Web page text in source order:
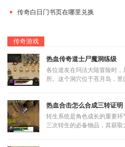
传奇白日门书页在哪里兑换
传奇游戏
热血传奇道士尸魔洞练级
各位道友在玛法大陆冒险时
所。这个洞穴位于苍月岛，里
热血合击怎么合成三转证明
转生系统是角色成长的重要
三次转生的必备物品，其获